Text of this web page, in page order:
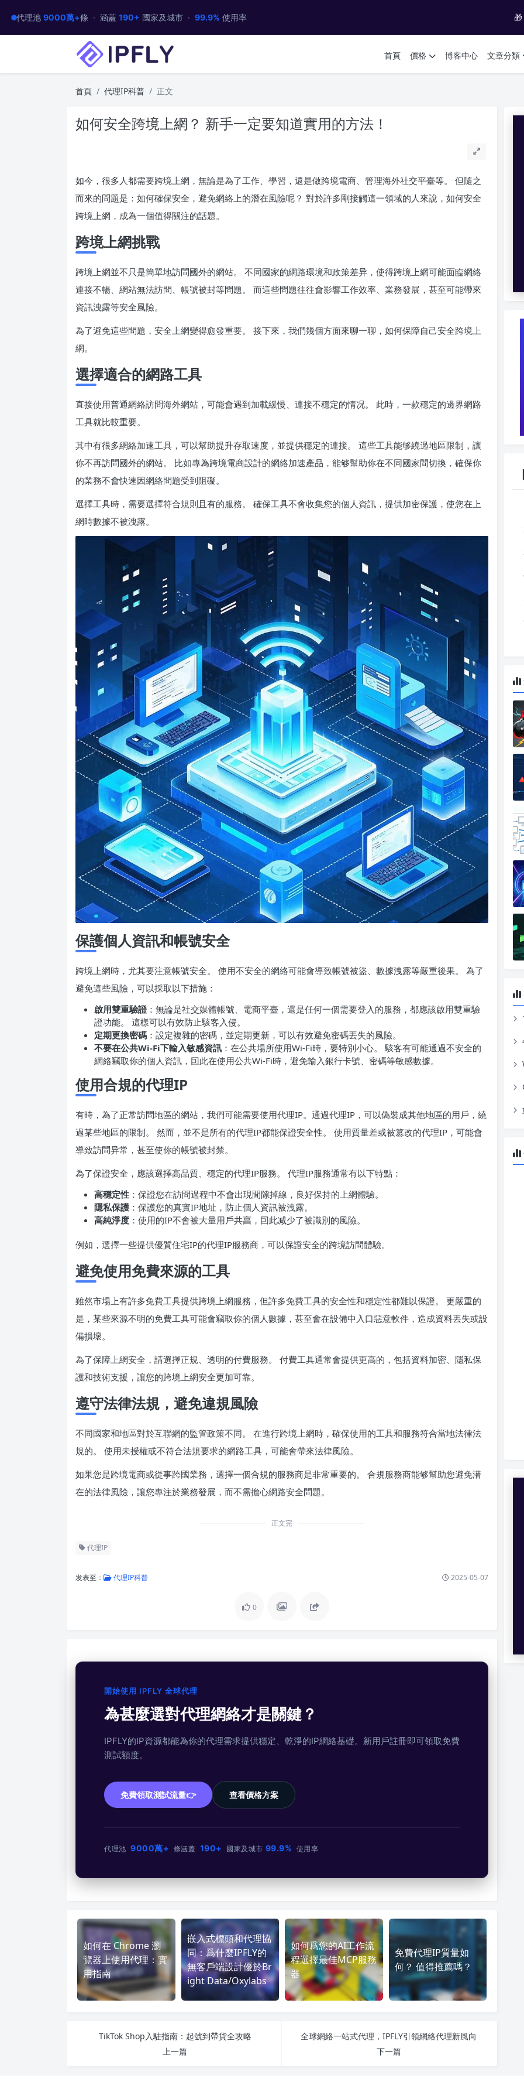
代理池 9000萬+條 · 涵蓋 190+ 國家及城市 · 99.9% 使用率 🎁
首頁 價格 博客中心 文章分類
首頁 代理IP科普 正文
如何安全跨境上網？ 新手一定要知道實用的方法！
如今，很多人都需要跨境上網，無論是為了工作、學習，還是做跨境電商、管理海外社交平臺等。 但隨之
而來的問題是：如何確保安全，避免網絡上的潛在風險呢？ 對於許多剛接觸這一領域的人來說，如何安全
跨境上網，成為一個值得關注的話題。
跨境上網挑戰
跨境上網並不只是簡單地訪問國外的網站。 不同國家的網路環境和政策差异，使得跨境上網可能面臨網絡
連接不暢、網站無法訪問、帳號被封等問題。 而這些問題往往會影響工作效率、業務發展，甚至可能帶來
資訊洩露等安全風險。
為了避免這些問題，安全上網變得愈發重要。 接下來，我們幾個方面來聊一聊，如何保障自己安全跨境上
網。
選擇適合的網路工具
直接使用普通網絡訪問海外網站，可能會遇到加載緩慢、連接不穩定的情况。 此時，一款穩定的邊界網路
工具就比較重要。
其中有很多網絡加速工具，可以幫助提升存取速度，並提供穩定的連接。 這些工具能够繞過地區限制，讓
你不再訪問國外的網站。 比如專為跨境電商設計的網絡加速產品，能够幫助你在不同國家間切換，確保你
的業務不會快速因網絡問題受到阻礙。
選擇工具時，需要選擇符合規則且有的服務。 確保工具不會收集您的個人資訊，提供加密保護，使您在上
網時數據不被洩露。
保護個人資訊和帳號安全
跨境上網時，尤其要注意帳號安全。 使用不安全的網絡可能會導致帳號被盜、數據洩露等嚴重後果。 為了
避免這些風險，可以採取以下措施：
啟用雙重驗證 ：無論是社交媒體帳號、電商平臺，還是任何一個需要登入的服務，都應該啟用雙重驗
證功能。 這樣可以有效防止駭客入侵。
定期更換密碼 ：設定複雜的密碼，並定期更新，可以有效避免密碼丟失的風險。
不要在公共Wi-Fi下輸入敏感資訊 ：在公共場所使用Wi-Fi時，要特別小心。 駭客有可能通過不安全的
網絡竊取你的個人資訊，囙此在使用公共Wi-Fi時，避免輸入銀行卡號、密碼等敏感數據。
使用合規的代理IP
有時，為了正常訪問地區的網站，我們可能需要使用代理IP。通過代理IP，可以偽裝成其他地區的用戶，繞
過某些地區的限制。 然而，並不是所有的代理IP都能保證安全性。 使用質量差或被篡改的代理IP，可能會
導致訪問异常，甚至使你的帳號被封禁。
為了保證安全，應該選擇高品質、穩定的代理IP服務。 代理IP服務通常有以下特點：
高穩定性 ：保證您在訪問過程中不會出現間隙掉線，良好保持的上網體驗。
隱私保護 ：保護您的真實IP地址，防止個人資訊被洩露。
高純淨度 ：使用的IP不會被大量用戶共亯，囙此减少了被識別的風險。
例如，選擇一些提供優質住宅IP的代理IP服務商，可以保證安全的跨境訪問體驗。
避免使用免費來源的工具
雖然市場上有許多免費工具提供跨境上網服務，但許多免費工具的安全性和穩定性都難以保證。 更嚴重的
是，某些來源不明的免費工具可能會竊取你的個人數據，甚至會在設備中入口惡意軟件，造成資料丟失或設
備損壞。
為了保障上網安全，請選擇正規、透明的付費服務。 付費工具通常會提供更高的，包括資料加密、隱私保
護和技術支援，讓您的跨境上網安全更加可靠。
遵守法律法規，避免違規風險
不同國家和地區對於互聯網的監管政策不同。 在進行跨境上網時，確保使用的工具和服務符合當地法律法
規的。 使用未授權或不符合法規要求的網路工具，可能會帶來法律風險。
如果您是跨境電商或從事跨國業務，選擇一個合規的服務商是非常重要的。 合規服務商能够幫助您避免潜
在的法律風險，讓您專注於業務發展，而不需擔心網路安全問題。
正文完
代理IP
发表至： 代理IP科普 2025-05-07
0
開始使用 IPFLY 全球代理
為甚麼選對代理網絡才是關鍵？
IPFLY的IP資源都能為你的代理需求提供穩定、乾淨的IP網絡基礎。新用戶註冊即可領取免費
測試額度。
免費領取測試流量👉 查看價格方案
代理池 9000萬+ 條涵蓋 190+ 國家及城市 99.9% 使用率
如何在 Chrome 瀏
覽器上使用代理：實
用指南
嵌入式標頭和代理協
同：爲什麼IPFLY的
無客戶端設計優於Br
ight Data/Oxylabs
如何爲您的AI工作流
程選擇最佳MCP服務
器
免費代理IP質量如
何？ 值得推薦嗎？
TikTok Shop入駐指南：起號到帶貨全攻略
上一篇
全球網絡一站式代理，IPFLY引領網絡代理新風向
下一篇